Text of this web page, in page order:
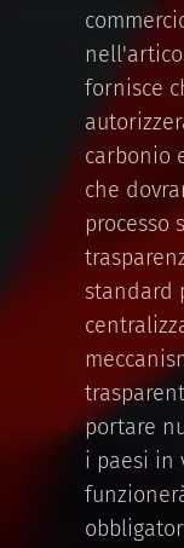
fornisce
carbonio
che
processo
standard
portare
i paesi in